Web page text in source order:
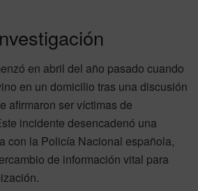
en abril del año pasado cuando
en un domicilio tras una discusión
afirmaron ser víctimas de
incidente desencadenó una
con la Policía Nacional española,
de información vital para